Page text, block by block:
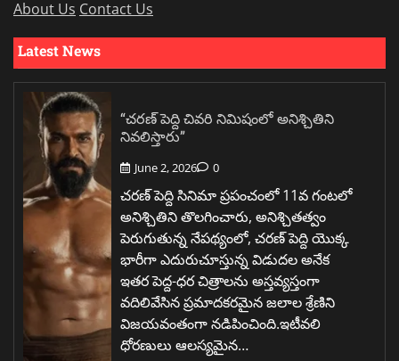
About Us Contact Us
Latest News
“చరణ్ పెద్ది చివరి నిమిషంలో అనిశ్చితిని
నివలిస్తారు”
June 2, 2026 0
చరణ్ పెద్ది సినిమా ప్రపంచంలో 11వ గంటలో
అనిశ్చితిని తొలగించారు, అనిశ్చితత్వం
పెరుగుతున్న నేపథ్యంలో, చరణ్ పెద్ది యొక్క
భారీగా ఎదురుచూస్తున్న విడుదల అనేక
ఇతర పెద్ద-ధర చిత్రాలను అస్తవ్యస్తంగా
వదిలివేసిన ప్రమాదకరమైన జలాల శ్రేణిని
విజయవంతంగా నడిపించింది.ఇటీవలి
ధోరణులు ఆలస్యమైన…